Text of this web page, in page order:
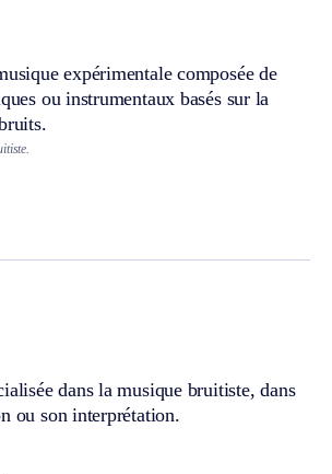
expérimentale composée de
ou instrumentaux basés sur la
dans la musique bruitiste, dans
ou son interprétation.